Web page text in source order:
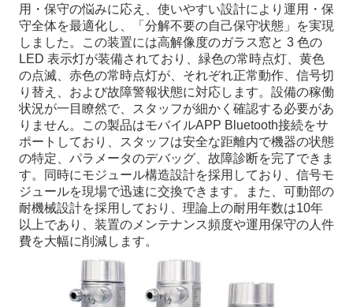
用・保守の悩みに応え、使いやすい設計により運用・保
守全体を最適化し、「分解不要の自己保守状態」を実現
しました。この装置には高解像度のガラス窓と 3 色の
LED 表示灯が装備されており、緑色の常時点灯、黄色
の点滅、赤色の常時点灯が、それぞれ正常動作、信号切
り替え、および故障警報状態に対応します。設備の稼働
状況が一目瞭然で、スタッフが細かく確認する必要があ
りません。この製品はモバイルAPP Bluetooth接続をサ
ポートしており、スタッフは安全な距離内で機器の状態
の特定、パラメータのデバッグ、故障診断を完了できま
す。同時にモジュール構造設計を採用しており、信号モ
ジュールを現場で迅速に交換できます。また、可動部の
耐機械設計を採用しており、理論上の耐用年数は10年
以上であり、装置のメンテナンス頻度や運用保守の人件
費を大幅に削減します。